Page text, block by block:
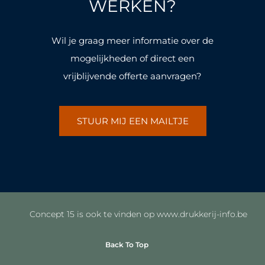
m
WERKEN?
Wil je graag meer informatie over de
mogelijkheden of direct een
vrijblijvende offerte aanvragen?
STUUR MIJ EEN MAILTJE
Concept 15 is ook te vinden op www.drukkerij-info.be
Back To Top